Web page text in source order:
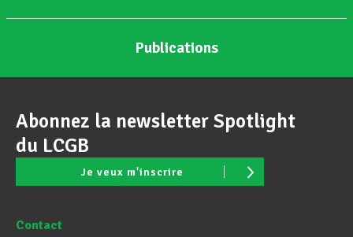
Publications
Abonnez la newsletter Spotlight
du LCGB
Je veux m'inscrire
Contact